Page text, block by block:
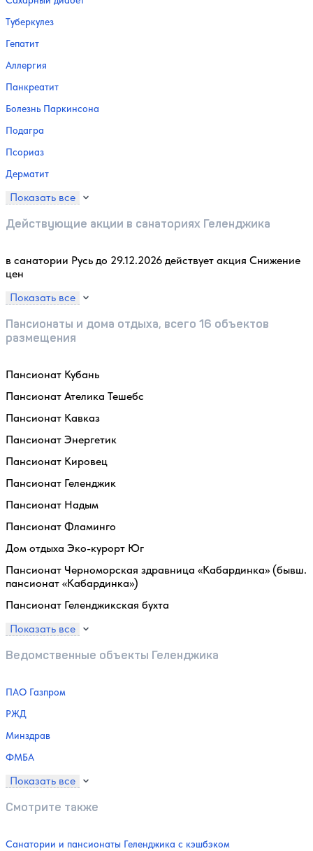
Туберкулез
Гепатит
Аллергия
Панкреатит
Болезнь Паркинсона
Подагра
Псориаз
Дерматит
Показать все
Действующие акции в санаториях Геленджика
в санатории Русь до 29.12.2026 действует акция Снижение
цен
Показать все
Пансионаты и дома отдыха, всего 16 объектов
размещения
Пансионат Кубань
Пансионат Ателика Тешебс
Пансионат Кавказ
Пансионат Энергетик
Пансионат Кировец
Пансионат Геленджик
Пансионат Надым
Пансионат Фламинго
Дом отдыха Эко-курорт Юг
Пансионат Черноморская здравница «Кабардинка» (бывш.
пансионат «Кабардинка»)
Пансионат Геленджикская бухта
Показать все
Ведомственные объекты Геленджика
ПАО Газпром
РЖД
Минздрав
ФМБА
Показать все
Смотрите также
Санатории и пансионаты Геленджика с кэшбэком